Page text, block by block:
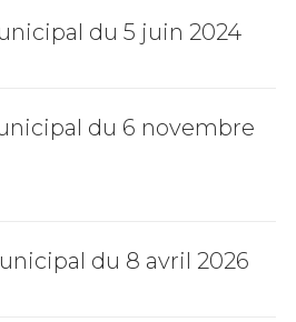
du 5 juin 2024
du 6 novembre
du 8 avril 2026